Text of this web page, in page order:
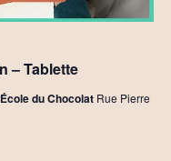
– Tablette
du Chocolat Rue Pierre